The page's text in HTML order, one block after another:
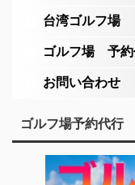
台湾ゴルフ場
ゴルフ場 予約
お問い合わせ
ゴルフ場予約代行